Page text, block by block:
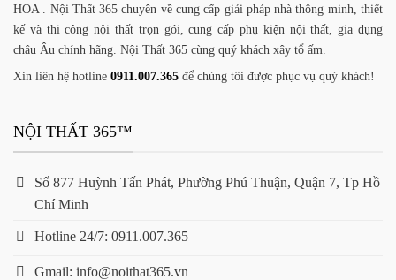
HOA . Nội Thất 365 chuyên về cung cấp giải pháp nhà thông minh, thiết
kế và thi công nội thất trọn gói, cung cấp phụ kiện nội thất, gia dụng
châu Âu chính hãng. Nội Thất 365 cùng quý khách xây tổ ấm.
Xin liên hệ hotline 0911.007.365 để chúng tôi được phục vụ quý khách!
NỘI THẤT 365™
Số 877 Huỳnh Tấn Phát, Phường Phú Thuận, Quận 7, Tp Hồ
Chí Minh
Hotline 24/7: 0911.007.365
Gmail: info@noithat365.vn